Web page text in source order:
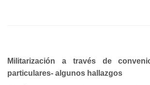
Militarización a través de
particulares- algunos hallazgos